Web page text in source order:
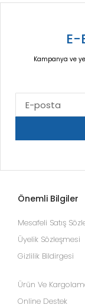
E-
Kampanya ve
Önemli Bilgiler
Mesafeli Satış
Üyelik Sözleşmesi
Gizlilik Bildirgesi
Ürün Ve
Online Destek